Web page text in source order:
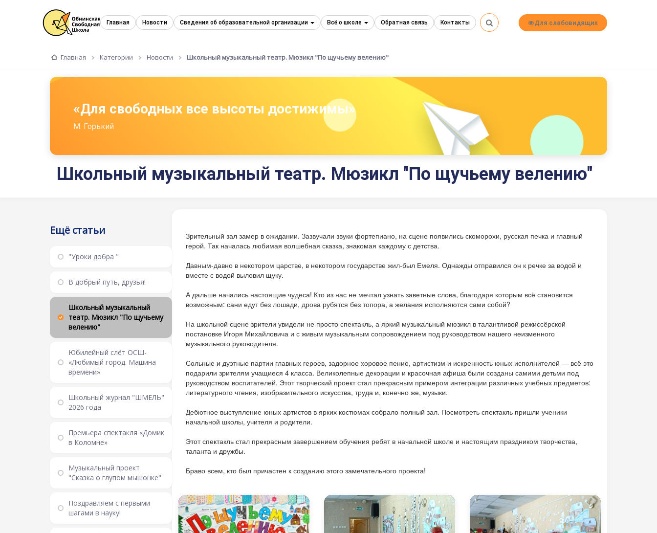
Главная Новости Сведения об образовательной организации Всё о школе Обратная связь Контакты Для слабовидящих
Главная Категории Новости Школьный музыкальный театр. Мюзикл "По щучьему велению"
«Для свободных все высоты достижимы»
М. Горький
Школьный музыкальный театр. Мюзикл "По щучьему велению"
Ещё статьи
"Уроки добра "
В добрый путь, друзья!
Школьный музыкальный
театр. Мюзикл "По щучьему
велению"
Юбилейный слёт ОСШ-
«Любимый город. Машина
времени»
Школьный журнал "ШМЕЛЬ"
2026 года
Премьера спектакля «Домик
в Коломне»
Музыкальный проект
"Сказка о глупом мышонке"
Поздравляем с первыми
шагами в науку!
Зрительный зал замер в ожидании. Зазвучали звуки фортепиано, на сцене появились скоморохи, русская печка и главный
герой. Так началась любимая волшебная сказка, знакомая каждому с детства.
Давным-давно в некотором царстве, в некотором государстве жил-был Емеля. Однажды отправился он к речке за водой и
вместе с водой выловил щуку.
А дальше начались настоящие чудеса! Кто из нас не мечтал узнать заветные слова, благодаря которым всё становится
возможным: сани едут без лошади, дрова рубятся без топора, а желания исполняются сами собой?
На школьной сцене зрители увидели не просто спектакль, а яркий музыкальный мюзикл в талантливой режиссёрской
постановке Игоря Михайловича и с живым музыкальным сопровождением под руководством нашего неизменного
музыкального руководителя.
Сольные и дуэтные партии главных героев, задорное хоровое пение, артистизм и искренность юных исполнителей — всё это
подарили зрителям учащиеся 4 класса. Великолепные декорации и красочная афиша были созданы самими детьми под
руководством воспитателей. Этот творческий проект стал прекрасным примером интеграции различных учебных предметов:
литературного чтения, изобразительного искусства, труда и, конечно же, музыки.
Дебютное выступление юных артистов в ярких костюмах собрало полный зал. Посмотреть спектакль пришли ученики
начальной школы, учителя и родители.
Этот спектакль стал прекрасным завершением обучения ребят в начальной школе и настоящим праздником творчества,
таланта и дружбы.
Браво всем, кто был причастен к созданию этого замечательного проекта!